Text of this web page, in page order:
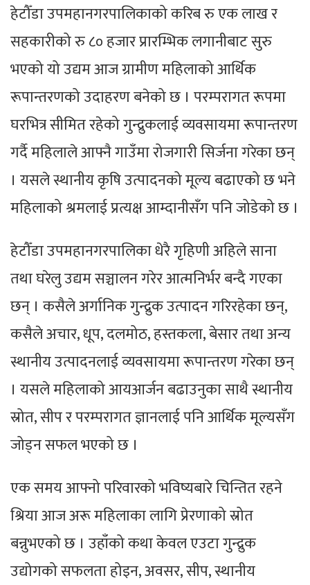
हेटौँडा उपमहानगरपालिकाको करिब रु एक लाख र
सहकारीको रु ८० हजार प्रारम्भिक लगानीबाट सुरु
भएको यो उद्यम आज ग्रामीण महिलाको आर्थिक
रूपान्तरणको उदाहरण बनेको छ । परम्परागत रूपमा
घरभित्र सीमित रहेको गुन्द्रुकलाई व्यवसायमा रूपान्तरण
गर्दै महिलाले आफ्नै गाउँमा रोजगारी सिर्जना गरेका छन्
। यसले स्थानीय कृषि उत्पादनको मूल्य बढाएको छ भने
महिलाको श्रमलाई प्रत्यक्ष आम्दानीसँग पनि जोडेको छ ।
हेटौँडा उपमहानगरपालिका धेरै गृहिणी अहिले साना
तथा घरेलु उद्यम सञ्चालन गरेर आत्मनिर्भर बन्दै गएका
छन् । कसैले अर्गानिक गुन्द्रुक उत्पादन गरिरहेका छन्,
कसैले अचार, धूप, दलमोठ, हस्तकला, बेसार तथा अन्य
स्थानीय उत्पादनलाई व्यवसायमा रूपान्तरण गरेका छन्
। यसले महिलाको आयआर्जन बढाउनुका साथै स्थानीय
स्रोत, सीप र परम्परागत ज्ञानलाई पनि आर्थिक मूल्यसँग
जोड्न सफल भएको छ ।
एक समय आफ्नो परिवारको भविष्यबारे चिन्तित रहने
श्रिया आज अरू महिलाका लागि प्रेरणाको स्रोत
बन्नुभएको छ । उहाँको कथा केवल एउटा गुन्द्रुक
उद्योगको सफलता होइन, अवसर, सीप, स्थानीय